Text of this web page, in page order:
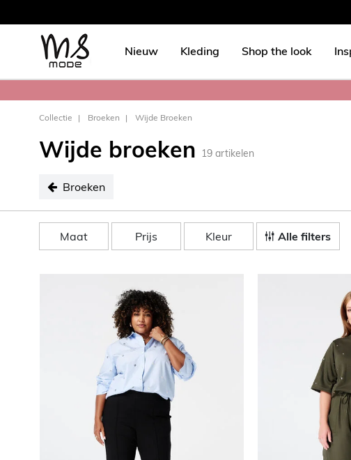
Nieuw Kleding Shop the look
Collectie Broeken Wijde Broeken
Wijde broeken 19 artikelen
Broeken
geselecteerd Broeken
Maat Prijs Kleur Alle filters